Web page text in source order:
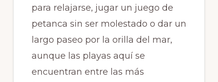
para relajarse, jugar un juego de
petanca sin ser molestado o dar un
largo paseo por la orilla del mar,
aunque las playas aquí se
encuentran entre las más